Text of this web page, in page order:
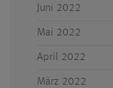
Juni 2022
Mai 2022
April 2022
März 2022